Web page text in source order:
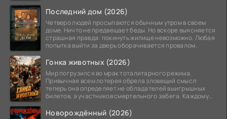
Последний дом (2026)
Четверо людей просыпаются обычным утром в своем
доме. Ничто не предвещает беды. Но вскоре выясняется
страшная правда: покинуть жилище невозможно. Любая
попытка выйти за дверь оборачивается провалом.
Гонка животных (2026)
Мир погрузился во мрак тоталитарного режима.
Привычная всем лотерея обрела зловещий смысл:
теперь она определяет не обладателей выигрышных
билетов, а участников смертельного забега. Каждому
Новорождённый (2026)